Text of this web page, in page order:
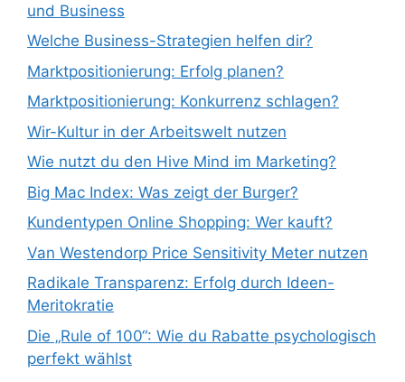
und Business
Welche Business-Strategien helfen dir?
Marktpositionierung: Erfolg planen?
Marktpositionierung: Konkurrenz schlagen?
Wir-Kultur in der Arbeitswelt nutzen
Wie nutzt du den Hive Mind im Marketing?
Big Mac Index: Was zeigt der Burger?
Kundentypen Online Shopping: Wer kauft?
Van Westendorp Price Sensitivity Meter nutzen
Radikale Transparenz: Erfolg durch Ideen-
Meritokratie
Die „Rule of 100“: Wie du Rabatte psychologisch
perfekt wählst